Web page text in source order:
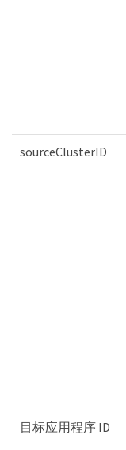
sourceClusterID
目标应用程序 ID